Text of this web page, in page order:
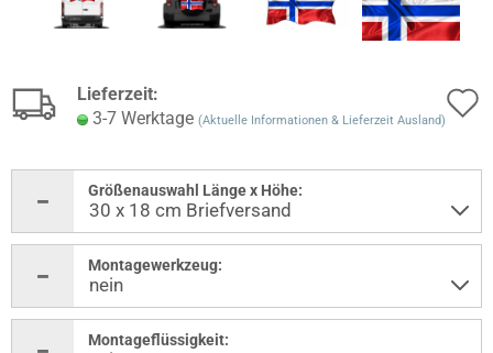
Lieferzeit:
3-7 Werktage (Aktuelle Informationen & Lieferzeit Ausland)
Größenauswahl Länge x Höhe:
Montagewerkzeug:
Montageflüssigkeit: